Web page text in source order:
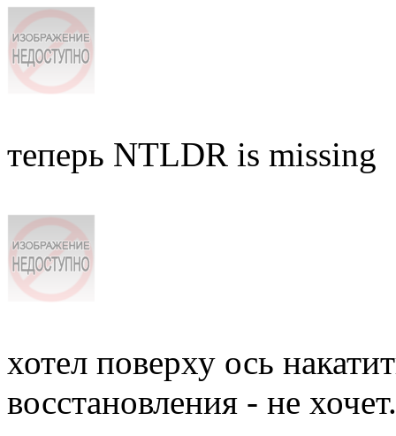
теперь NTLDR is missing
хотел поверху ось
восстановления - не